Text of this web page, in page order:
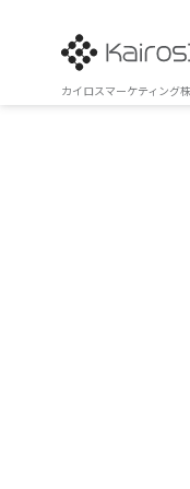
カイロスマーケティング